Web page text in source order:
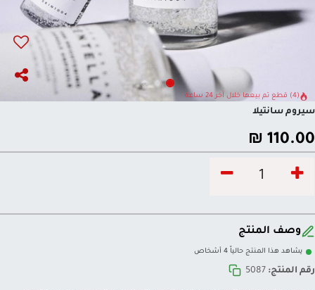
(4) قطع تم بيعها خلال آخر 24 ساعة
سيروم سانتيلا
110.00
₪
وصف المنتج
يشاهد هذا المنتج حالياً 4 أشخاص
رقم المنتج: 5087